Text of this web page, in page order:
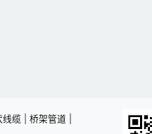
线缆 桥架管道